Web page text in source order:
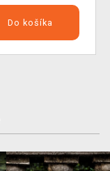
Do košíka